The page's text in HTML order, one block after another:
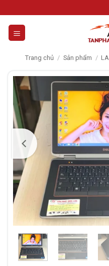
to
content
Trang chủ / Sản phẩm /